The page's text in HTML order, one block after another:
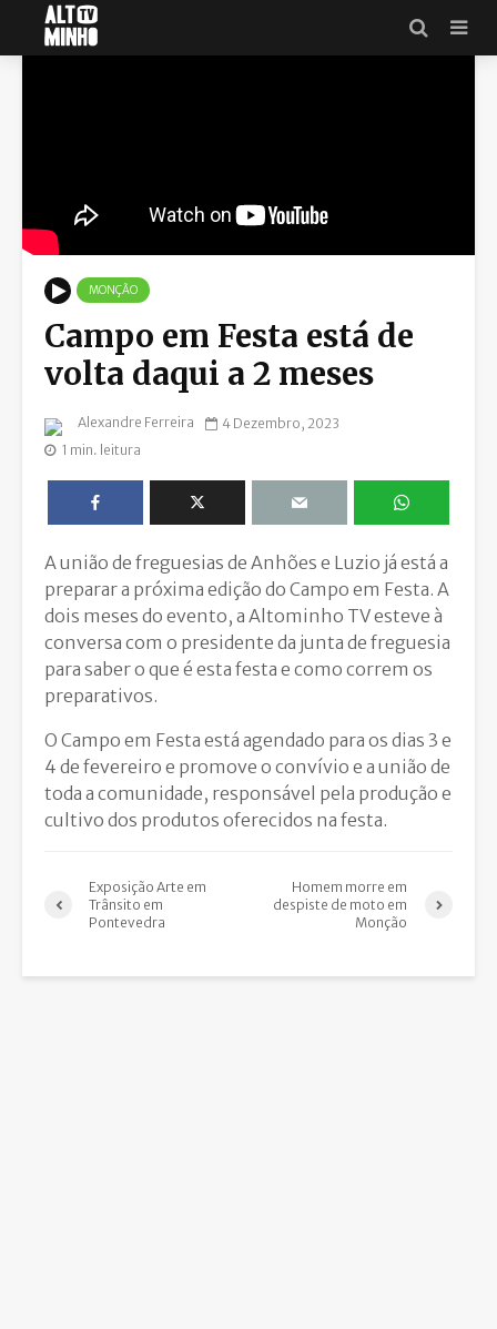
MONÇÃO
Campo em Festa está de
volta daqui a 2 meses
Alexandre Ferreira
4 Dezembro, 2023
1 min. leitura
A união de freguesias de Anhões e Luzio já está a
preparar a próxima edição do Campo em Festa. A
dois meses do evento, a Altominho TV esteve à
conversa com o presidente da junta de freguesia
para saber o que é esta festa e como correm os
preparativos.
O Campo em Festa está agendado para os dias 3 e
4 de fevereiro e promove o convívio e a união de
toda a comunidade, responsável pela produção e
cultivo dos produtos oferecidos na festa.
Exposição Arte em
Trânsito em
Pontevedra
Homem morre em
despiste de moto em
Monção